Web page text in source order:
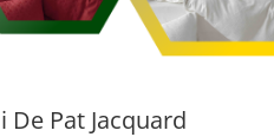
De Pat Jacquard